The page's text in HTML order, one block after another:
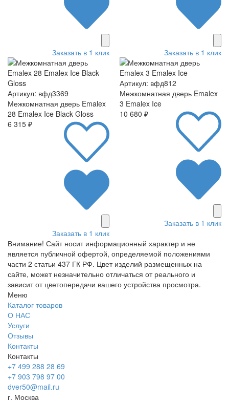
Заказать в 1 клик Заказать в 1 клик
Артикул: вфд3369
Межкомнатная дверь Emalex
28 Emalex Ice Black Gloss
6 315 ₽
Заказать в 1 клик
Артикул: вфд812
Межкомнатная дверь Emalex
3 Emalex Ice
10 680 ₽
Заказать в 1 клик
Внимание! Сайт носит информационный характер и не
является публичной офертой, определяемой положениями
части 2 статьи 437 ГК РФ. Цвет изделий размещенных на
сайте, может незначительно отличаться от реального и
зависит от цветопередачи вашего устройства просмотра.
Меню
Каталог товаров
О НАС
Услуги
Отзывы
Контакты
Контакты
+7 499 288 28 69
+7 903 798 97 00
dver50@mail.ru
г. Москва